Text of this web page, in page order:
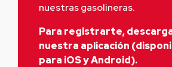
nuestras gasolineras.
Para registrarte,
nuestra aplicación
para iOS y Android).